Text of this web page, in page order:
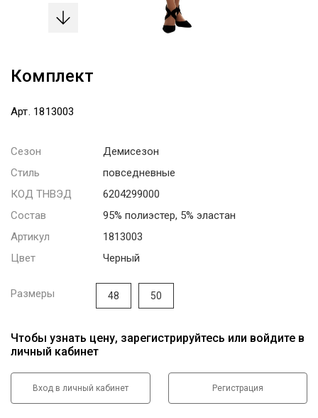
Комплект
Арт. 1813003
Сезон
Демисезон
Стиль
повседневные
КОД ТНВЭД
6204299000
Состав
95% полиэстер, 5% эластан
Артикул
1813003
Цвет
Черный
Размеры 48 50
Чтобы узнать цену, зарегистрируйтесь или войдите в
личный кабинет
Вход в личный кабинет Регистрация